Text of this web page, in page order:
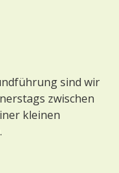
sind wir
zwischen
kleinen